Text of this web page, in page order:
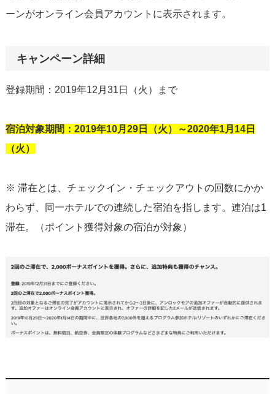
ーンがオンライン会員アカウントに表示されます。
キャンペーン詳細
登録期間：2019年12月31日（火）まで
宿泊対象期間：2019年10月29日（火）～2020年1月14日
（火）
※ 滞在とは、チェックイン・チェックアウトの回数にかか
わらず、同一ホテルでの連続した宿泊を指します。連泊は1
滞在。（ポイント獲得対象の宿泊が対象）